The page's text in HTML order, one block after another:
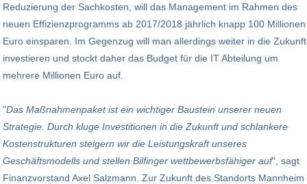
Reduzierung der Sachkosten, will das Management im Rahmen des
neuen Effizienzprogramms ab 2017/2018 jährlich knapp 100 Millionen
Euro einsparen. Im Gegenzug will man allerdings weiter in die Zukunft
investieren und stockt daher das Budget für die IT Abteilung um
mehrere Millionen Euro auf.
"Das Maßnahmenpaket ist ein wichtiger Baustein unserer neuen
Strategie. Durch kluge Investitionen in die Zukunft und schlankere
Kostenstrukturen steigern wir die Leistungskraft unseres
Geschäftsmodells und stellen Bilfinger wettbewerbsfähiger auf", sagt
Finanzvorstand Axel Salzmann. Zur Zukunft des Standorts Mannheim